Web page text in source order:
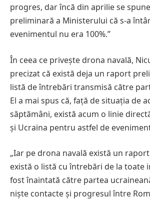
progres, dar încă din aprilie se
preliminară a Ministerului că s-a
evenimentul nu era 100%.”
În ceea ce privește drona navală,
precizat că există deja un raport
listă de întrebări transmisă către
El a mai spus că, față de situația de
săptămâni, există acum o linie
și Ucraina pentru astfel de
„Iar pe drona navală există un
există o listă cu întrebări de la toate
fost înaintată către partea
niște contacte și progresul între